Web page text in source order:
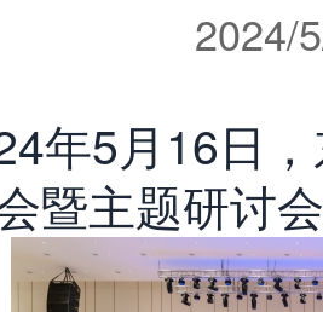
2024/
年5月16日
暨主题研讨